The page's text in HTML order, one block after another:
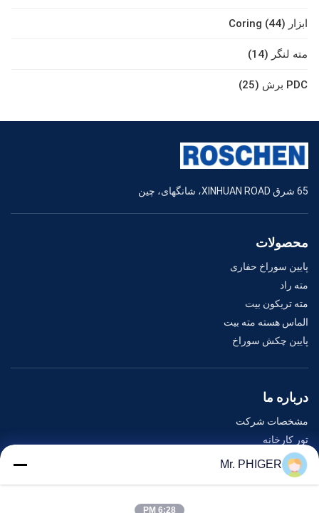
ابزار Coring (44)
مته لنگر (14)
PDC برش (25)
65 شرق XINHUAN ROAD، شانگهای، چین
محصولات
پایین سوراخ حفاری
مته راد
مته تریکون بیت
الماس هسته مته بیت
پایین چکش سوراخ
درباره ما
مشخصات شرکت
تور کارخانه
کنترل کیفیت
نقشه سایت
Mr. PHIGER
6:28 PM